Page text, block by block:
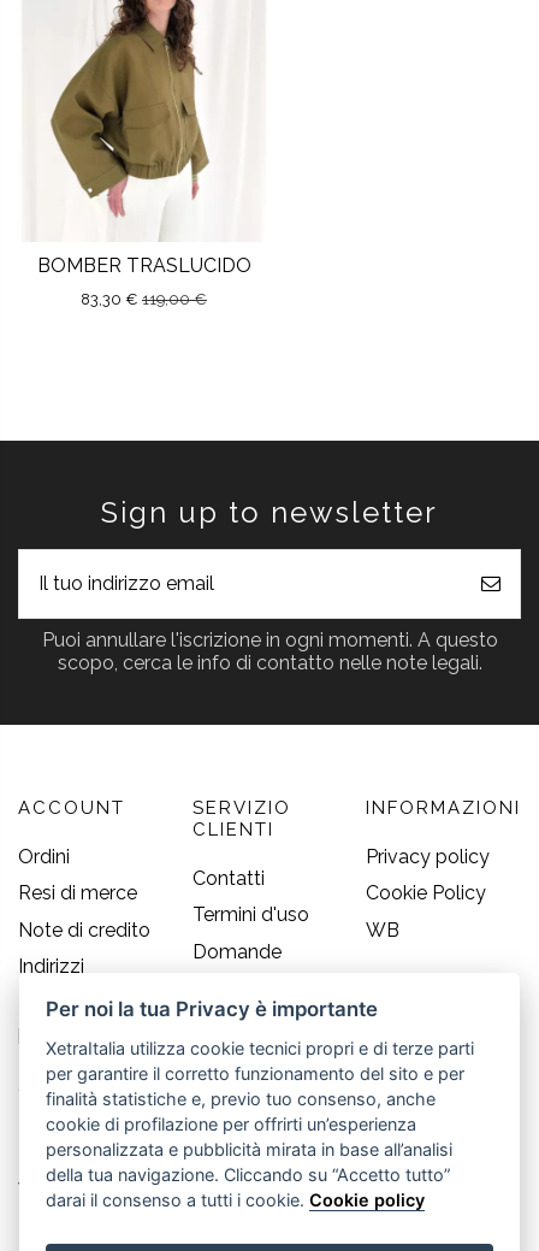
BOMBER TRASLUCIDO
83,30 € 119,00 €
Sign up to newsletter
Puoi annullare l'iscrizione in ogni momenti. A questo
scopo, cerca le info di contatto nelle note legali.
ACCOUNT
Ordini
Resi di merce
Note di credito
Indirizzi
Informazioni
personali
SERVIZIO
CLIENTI
Contatti
Termini d'uso
Domande
Guida alle
taglie
INFORMAZIONI
Privacy policy
Cookie Policy
WB
CONTATTI
Old England S.r.l.
Via Guglielmo Marconi, 21
Per noi la tua Privacy è importante
XetraItalia utilizza cookie tecnici propri e di terze parti
per garantire il corretto funzionamento del sito e per
finalità statistiche e, previo tuo consenso, anche
cookie di profilazione per offrirti un’esperienza
personalizzata e pubblicità mirata in base all’analisi
della tua navigazione. Cliccando su “Accetto tutto”
darai il consenso a tutti i cookie.Cookie policy